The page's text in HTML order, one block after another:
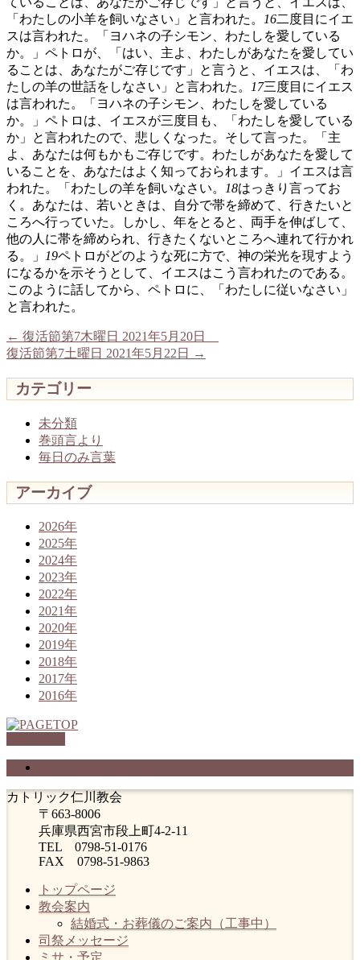
「わたしの小羊を飼いなさい」と言われた。 16二度目にイエ
スは言われた。「ヨハネの子シモン、わたしを愛している
か。」ペトロが、「はい、主よ、わたしがあなたを愛してい
ることは、あなたがご存じです」と言うと、イエスは、「わ
たしの羊の世話をしなさい」と言われた。 17三度目にイエス
は言われた。「ヨハネの子シモン、わたしを愛している
か。」ペトロは、イエスが三度目も、「わたしを愛している
か」と言われたので、悲しくなった。そして言った。「主
よ、あなたは何もかもご存じです。わたしがあなたを愛して
いることを、あなたはよく知っておられます。」イエスは言
われた。「わたしの羊を飼いなさい。 18はっきり言ってお
く。あなたは、若いときは、自分で帯を締めて、行きたいと
ころへ行っていた。しかし、年をとると、両手を伸ばして、
他の人に帯を締められ、行きたくないところへ連れて行かれ
る。」 19ペトロがどのような死に方で、神の栄光を現すよう
になるかを示そうとして、イエスはこう言われたのである。
このように話してから、ペトロに、「わたしに従いなさい」
と言われた。
← 復活節第7木曜日 2021年5月20日
復活節第7土曜日 2021年5月22日
→
カテゴリー
未分類
巻頭言より
毎日のみ言葉
アーカイブ
2026年
2025年
2024年
2023年
2022年
2021年
2020年
2019年
2018年
2017年
2016年
カトリック仁川教会
〒663-8006
兵庫県西宮市段上町4-2-11
TEL 0798-51-0176
FAX 0798-51-9863
トップページ
教会案内
結婚式・お葬儀のご案内（工事中）
司祭メッセージ